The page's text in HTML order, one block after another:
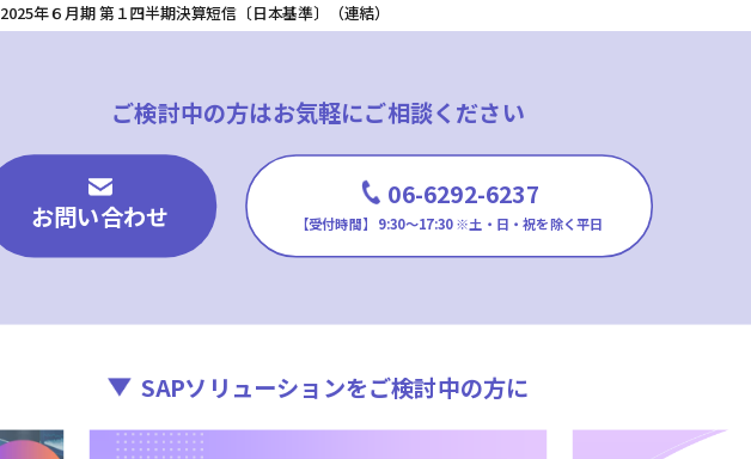
2025年６月期 第１四半期決算短信〔日本基準〕（連結）
ご検討中の方はお気軽にご相談ください
お問い合わせ
06-6292-6237
【受付時間】 9:30〜17:30※土・日・祝を除く平日
SAPソリューションをご検討中の方に